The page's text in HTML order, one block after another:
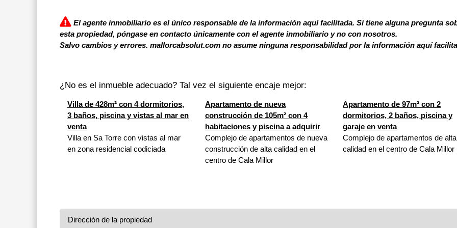
El agente inmobiliario es el único responsable de la información aquí facilitada. Si tiene alguna pregunta
esta propiedad, póngase en contacto únicamente con el agente inmobiliario y no con nosotros.
Salvo cambios y errores. mallorcabsolut.com no asume ninguna responsabilidad por la información aquí
¿No es el inmueble adecuado? Tal vez el siguiente encaje mejor:
Villa de 428m² con 4 dormitorios,
3 baños, piscina y vistas al mar en
venta
Villa en Sa Torre con vistas al mar
en zona residencial codiciada
Apartamento de nueva
construcción de 105m² con 4
habitaciones y piscina a adquirir
Complejo de apartamentos de nueva
construcción de alta calidad en el
centro de Cala Millor
Apartamento de 97m² con 2
dormitorios, 2 baños, piscina y
garaje en venta
Complejo de apartamentos de alta
calidad en el centro de Cala Millor
Dirección de la propiedad